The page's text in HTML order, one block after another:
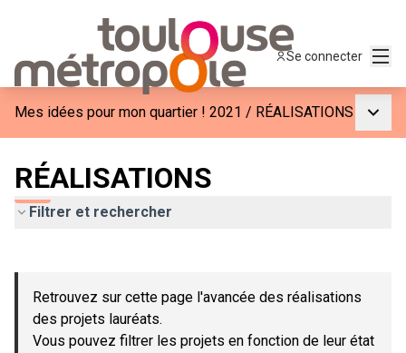
Se connecter
Mes idées pour mon quartier ! 2021 / RÉALISATIONS
RÉALISATIONS
Filtrer et rechercher
−
Retrouvez sur cette page l'avancée des réalisations
des projets lauréats.
Vous pouvez filtrer les projets en fonction de leur état